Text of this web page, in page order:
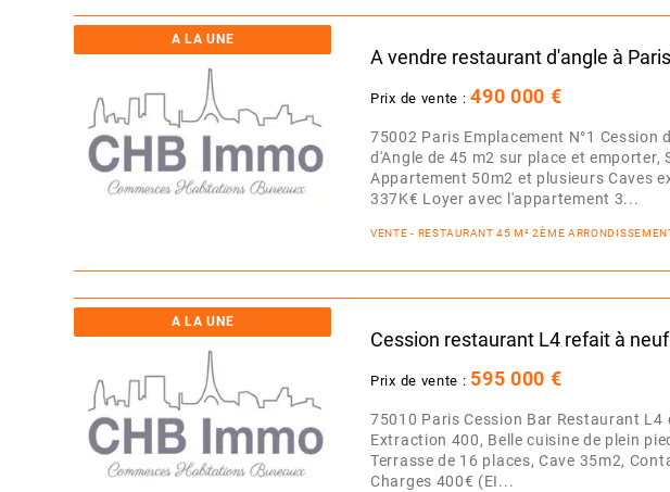
A LA UNE
A vendre restaurant d'angle à
Prix de vente :490 000 €
75002 Paris Emplacement N°1 Cession
d'Angle de 45 m2 sur place et emporter,
Appartement 50m2 et plusieurs Caves
337K€ Loyer avec l'appartement 3...
VENTE - RESTAURANT 45 M² 2ÈME
A LA UNE
Cession restaurant L4 refait à
Prix de vente : 595 000 €
75010 Paris Cession Bar Restaurant L4
Extraction 400, Belle cuisine de plein
Terrasse de 16 places, Cave 35m2,
Charges 400€ (EI...